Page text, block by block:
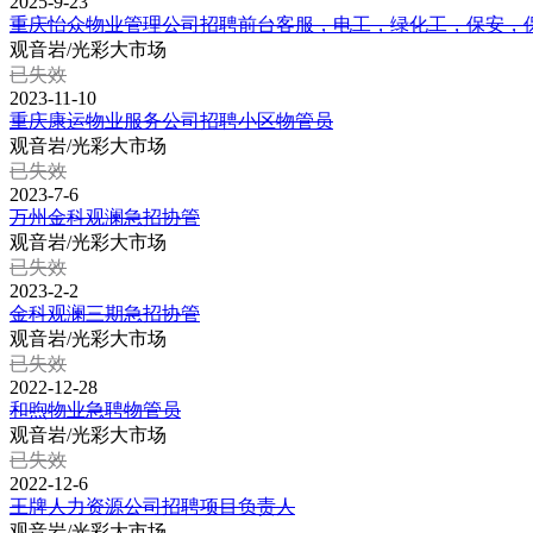
重庆怡众物业管理公司招聘前台客服，电工，绿化工，保安，
观音岩/光彩大市场
已失效
2023-11-10
重庆康运物业服务公司招聘小区物管员
观音岩/光彩大市场
已失效
2023-7-6
万州金科观澜急招协管
观音岩/光彩大市场
已失效
2023-2-2
金科观澜三期急招协管
观音岩/光彩大市场
已失效
2022-12-28
和煦物业急聘物管员
观音岩/光彩大市场
已失效
2022-12-6
王牌人力资源公司招聘项目负责人